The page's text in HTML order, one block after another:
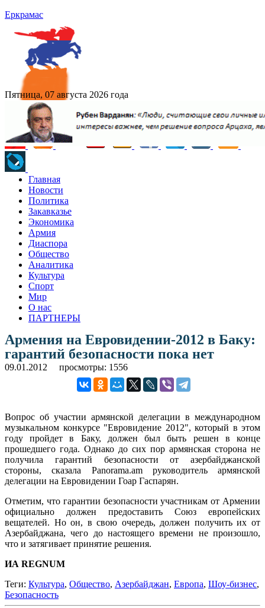
Еркрамас
Пятница, 07 августа 2026 года
Главная
Новости
Политика
Закавказье
Экономика
Армия
Диаспора
Общество
Аналитика
Культура
Спорт
Мир
О нас
ПАРТНЕРЫ
Армения на Евровидении-2012 в Баку:
гарантий безопасности пока нет
09.01.2012 просмотры: 1556
Вопрос об участии армянской делегации в международном
музыкальном конкурсе "Евровидение 2012", который в этом
году пройдет в Баку, должен был быть решен в конце
прошедшего года. Однако до сих пор армянская сторона не
получила гарантий безопасности от азербайджанской
стороны, сказала Panorama.am руководитель армянской
делегации на Евровидении Гоар Гаспарян.
Отметим, что гарантии безопасности участникам от Армении
официально должен предоставить Союз европейских
вещателей. Но он, в свою очередь, должен получить их от
Азербайджана, чего до настоящего времени не произошло,
что и затягивает принятие решения.
ИА REGNUM
Теги: Культура, Общество, Азербайджан, Европа, Шоу-бизнес,
Безопасность